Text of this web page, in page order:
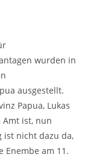
wurden in
ausgestellt.
Papua, Lukas
Amt ist, nun
ist nicht dazu da,
Enembe am 11.